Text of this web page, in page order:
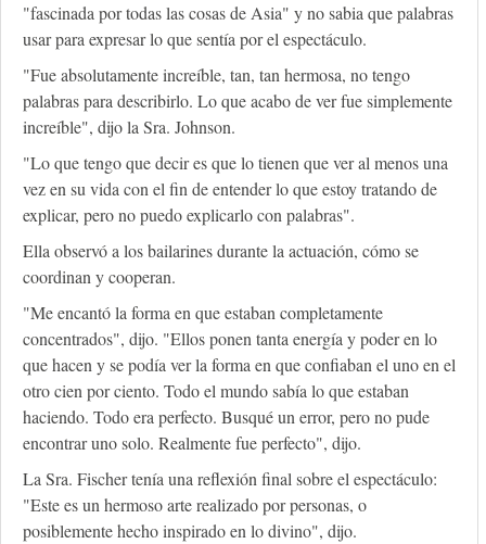
"fascinada por todas las cosas de Asia" y no sabia que palabras
usar para expresar lo que sentía por el espectáculo.
"Fue absolutamente increíble, tan, tan hermosa, no tengo
palabras para describirlo. Lo que acabo de ver fue simplemente
increíble", dijo la Sra. Johnson.
"Lo que tengo que decir es que lo tienen que ver al menos una
vez en su vida con el fin de entender lo que estoy tratando de
explicar, pero no puedo explicarlo con palabras".
Ella observó a los bailarines durante la actuación, cómo se
coordinan y cooperan.
"Me encantó la forma en que estaban completamente
concentrados", dijo. "Ellos ponen tanta energía y poder en lo
que hacen y se podía ver la forma en que confiaban el uno en el
otro cien por ciento. Todo el mundo sabía lo que estaban
haciendo. Todo era perfecto. Busqué un error, pero no pude
encontrar uno solo. Realmente fue perfecto", dijo.
La Sra. Fischer tenía una reflexión final sobre el espectáculo:
"Este es un hermoso arte realizado por personas, o
posiblemente hecho inspirado en lo divino", dijo.